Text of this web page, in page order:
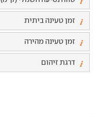
זמן טעינה ביתית
זמן טעינה מהירה
דרגת זיהום